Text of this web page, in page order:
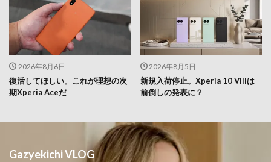
2026年8月6日
復活してほしい。これが理想の次
期Xperia Aceだ
2026年8月5日
新規入荷停止。Xperia 10 VIIIは
前倒しの発表に？
Gazyekichi VLOG